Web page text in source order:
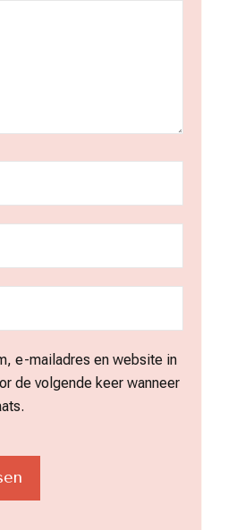
e-mailadres en website in
de volgende keer wanneer